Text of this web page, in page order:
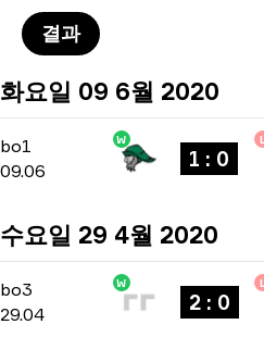
결과
화요일 09 6월 2020
bo1 Group Stage-
bo1
09.06
W
1 : 0
수요일 29 4월 2020
bo3 -bo3
29.04
W
2 : 0